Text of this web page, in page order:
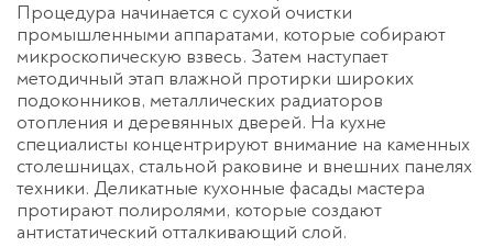
Процедура начинается с сухой очистки
промышленными аппаратами, которые собирают
микроскопическую взвесь. Затем наступает
методичный этап влажной протирки широких
подоконников, металлических радиаторов
отопления и деревянных дверей. На кухне
специалисты концентрируют внимание на каменных
столешницах, стальной раковине и внешних панелях
техники. Деликатные кухонные фасады мастера
протирают полиролями, которые создают
антистатический отталкивающий слой.